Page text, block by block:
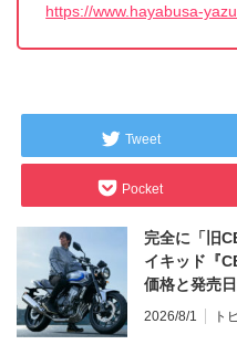
https://www.hayabusa-
Tweet
Pocket
完全に「旧
イキッド『
価格と発売
2026/8/1 ト